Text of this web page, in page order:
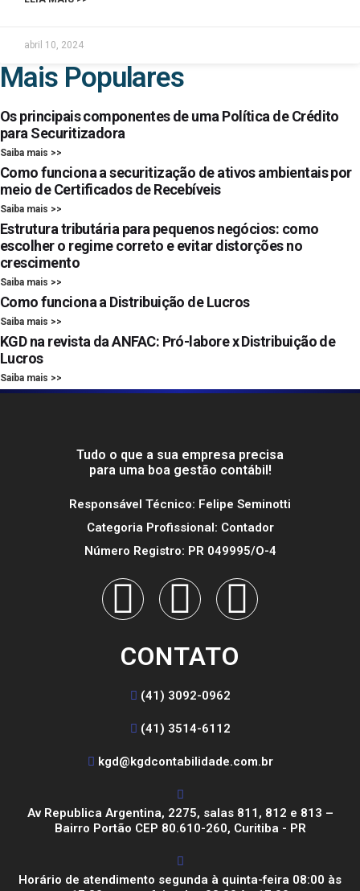
abril 10, 2024
Mais Populares
Os principais componentes de uma Política de Crédito
para Securitizadora
Saiba mais >>
Como funciona a securitização de ativos ambientais por
meio de Certificados de Recebíveis
Saiba mais >>
Estrutura tributária para pequenos negócios: como
escolher o regime correto e evitar distorções no
crescimento
Saiba mais >>
Como funciona a Distribuição de Lucros
Saiba mais >>
KGD na revista da ANFAC: Pró-labore x Distribuição de
Lucros
Saiba mais >>
Tudo o que a sua empresa precisa
para uma boa gestão contábil!
Responsável Técnico: Felipe Seminotti
Categoria Profissional: Contador
Número Registro: PR 049995/O-4
CONTATO
(41) 3092-0962
(41) 3514-6112
kgd@kgdcontabilidade.com.br
Av Republica Argentina, 2275, salas 811, 812 e 813 –
Bairro Portão CEP 80.610-260, Curitiba - PR
Horário de atendimento segunda à quinta-feira 08:00 às